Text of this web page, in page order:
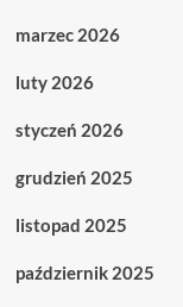
marzec 2026
luty 2026
styczeń 2026
grudzień 2025
listopad 2025
październik 2025